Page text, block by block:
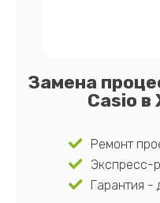
Замена
Casio в
Ремонт
Экспресс-
Гарантия -